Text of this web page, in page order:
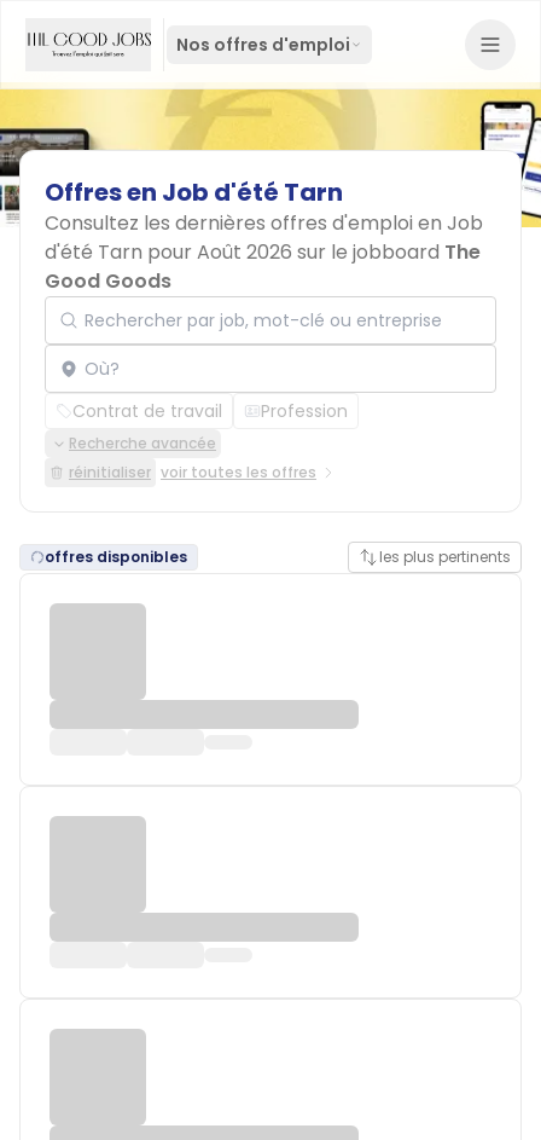
Nos offres d'emploi
Offresen Job d'été Tarn
Consultez les dernières offres d'emploi en Job
d'été Tarn pour Août 2026 sur le jobboard The
Good Goods
Rechercher par job, mot-clé ou entreprise
Localisation
Contrat de travail Profession
Recherche avancée
réinitialiser voir toutes les offres
offres disponibles les plus pertinents